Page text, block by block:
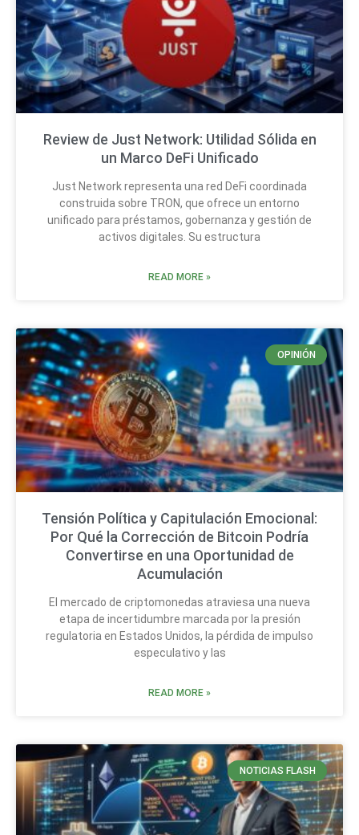
Review de Just Network: Utilidad Sólida en
un Marco DeFi Unificado
Just Network representa una red DeFi coordinada
construida sobre TRON, que ofrece un entorno
unificado para préstamos, gobernanza y gestión de
activos digitales. Su estructura
READ MORE »
OPINIÓN
Tensión Política y Capitulación Emocional:
Por Qué la Corrección de Bitcoin Podría
Convertirse en una Oportunidad de
Acumulación
El mercado de criptomonedas atraviesa una nueva
etapa de incertidumbre marcada por la presión
regulatoria en Estados Unidos, la pérdida de impulso
especulativo y las
READ MORE »
NOTICIAS FLASH